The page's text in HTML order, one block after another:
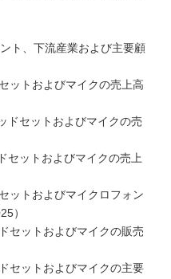
ト、下流産業および主要顧
ットおよびマイクの売上高
ドセットおよびマイクの売
セットおよびマイクの売上
ットおよびマイクロフォン
）
セットおよびマイクの販売
セットおよびマイクの主要